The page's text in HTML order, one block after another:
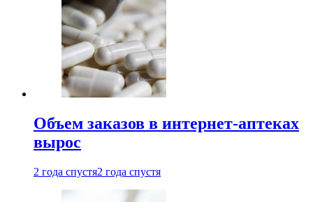
Объем заказов в интернет-аптеках
вырос
2 года спустя2 года спустя